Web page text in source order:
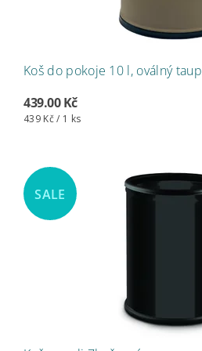
Koš do pokoje 10 l, oválný
439.00 Kč
439 Kč / 1 ks
SALE